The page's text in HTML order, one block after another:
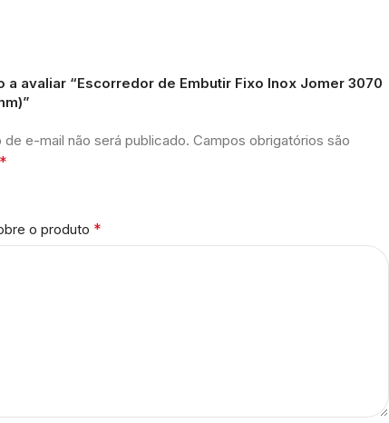
a avaliar “Escorredor de Embutir Fixo Inox Jomer 3070
e-mail não será publicado. Campos obrigatórios são
*
o produto *